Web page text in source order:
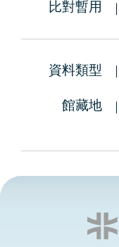
比對暫用
資料類型
館藏地